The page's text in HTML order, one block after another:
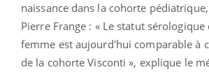
naissance dans la cohorte
Pierre Frange : « Le statut sérologique
femme est aujourd'hui comparable à
de la cohorte Visconti », explique le